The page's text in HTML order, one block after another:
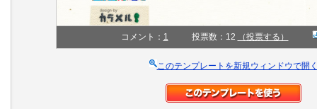
コメント： 1 投票数：12 （投票する）
このテンプレートを新規ウィンドウで開